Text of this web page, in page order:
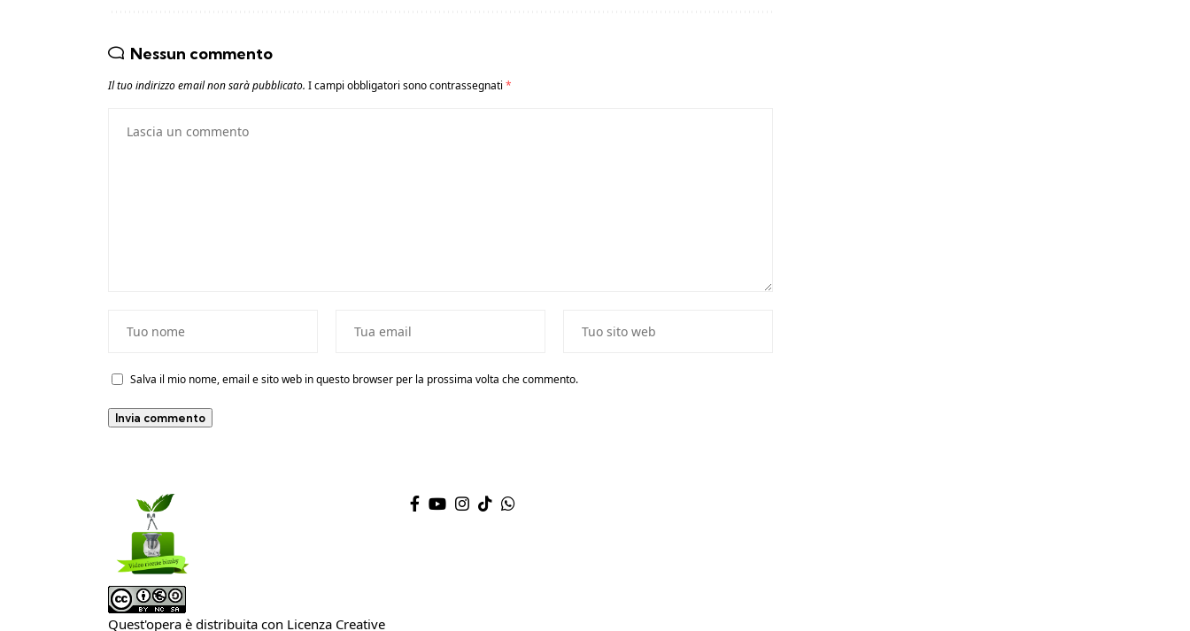
Nessun commento
Il tuo indirizzo email non sarà pubblicato. I campi obbligatori sono contrassegnati *
Salva il mio nome, email e sito web in questo browser per la prossima volta che commento.
Quest'opera è distribuita con Licenza Creative